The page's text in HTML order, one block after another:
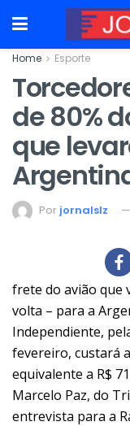
Home Esporte
de 80%
que
Por jornalslz
frete do avião que
volta – para a
Independiente,
fevereiro, custará
equivalente a R$
Marcelo Paz, do
entrevista para a